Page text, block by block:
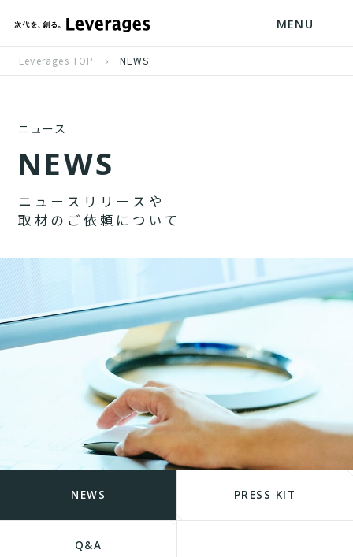
MENU
Leverages TOP NEWS
ニュース
NEWS
ニ ュ ー ス リ リ ー ス や
取 材 の ご 依 頼 に つ い て
NEWS PRESS KIT
Q&A